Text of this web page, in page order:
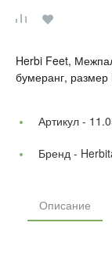
Herbi Feet,
бумеранг,
Артикул -
Бренд -
Описание